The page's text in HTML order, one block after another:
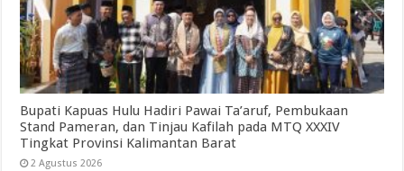
Bupati Kapuas Hulu Hadiri Pawai Ta’aruf, Pembukaan
Stand Pameran, dan Tinjau Kafilah pada MTQ XXXIV
Tingkat Provinsi Kalimantan Barat
2 Agustus 2026